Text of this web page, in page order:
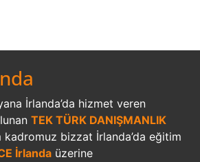
İrlanda’da hizmet veren
TEK TÜRK DANIŞMANLIK
kadromuz bizzat İrlanda’da eğitim
İrlanda üzerine